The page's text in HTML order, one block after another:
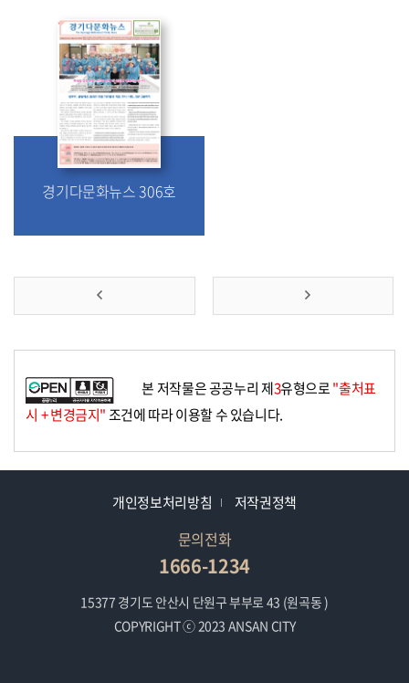
请, Подписка на мн
огокультурную газе
ту (онлайн)
경기다문화뉴스 306호
가
본 저작물은 공공누리 제3유형으로"출처표
시 + 변경금지"조건에 따라 이용할 수 있습니다.
개인정보처리방침 저작권정책
문의전화
1666-1234
15377 경기도 안산시 단원구 부부로 43 (원곡동 )
COPYRIGHT ⓒ 2023 ANSAN CITY